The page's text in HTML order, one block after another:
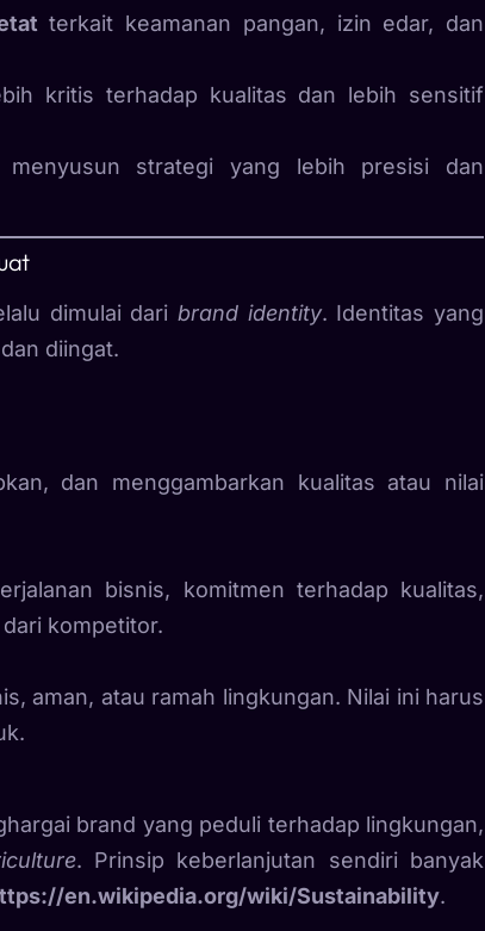
terkait keamanan pangan, izin edar, dan
kritis terhadap kualitas dan lebih sensitif
strategi yang lebih presisi dan
dimulai dari brand identity. Identitas yang
diingat.
dan menggambarkan kualitas atau nilai
bisnis, komitmen terhadap kualitas,
kompetitor.
aman, atau ramah lingkungan. Nilai ini harus
brand yang peduli terhadap lingkungan,
. Prinsip keberlanjutan sendiri banyak
en.wikipedia.org/wiki/Sustainability.